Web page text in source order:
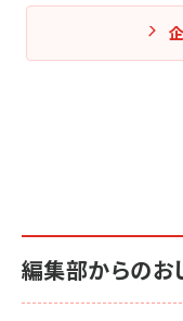
編集部からのお